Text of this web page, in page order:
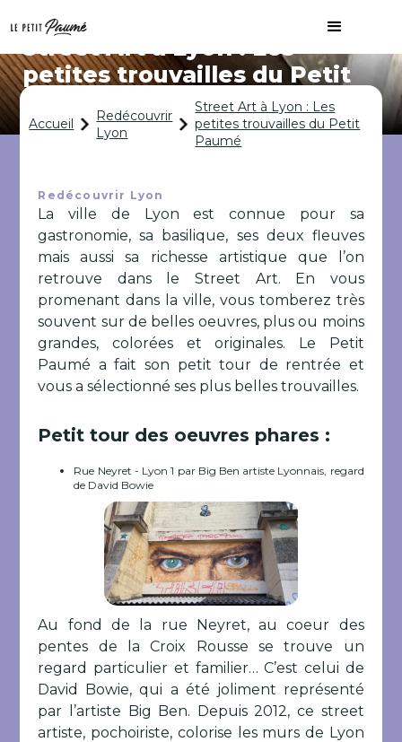
Street Art à Lyon : Les
petites trouvailles du Petit
Accueil
Redécouvrir
Lyon
Street Art à Lyon : Les
petites trouvailles du Petit
Paumé
Redécouvrir Lyon
La ville de Lyon est connue pour sa
gastronomie, sa basilique, ses deux fleuves
mais aussi sa richesse artistique que l’on
retrouve dans le Street Art. En vous
promenant dans la ville, vous tomberez très
souvent sur de belles oeuvres, plus ou moins
grandes, colorées et originales. Le Petit
Paumé a fait son petit tour de rentrée et
vous a sélectionné ses plus belles trouvailles.
Petit tour des oeuvres phares :
Rue Neyret - Lyon 1 par Big Ben artiste Lyonnais, regard
de David Bowie
Au fond de la rue Neyret, au coeur des
pentes de la Croix Rousse se trouve un
regard particulier et familier… C’est celui de
David Bowie, qui a été joliment représenté
par l’artiste Big Ben. Depuis 2012, ce street
artiste, pochoiriste, colorise les murs de Lyon